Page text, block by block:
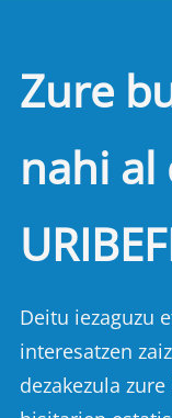
Zure
nahi al
Deitu iezaguzu
interesatzen
dezakezula